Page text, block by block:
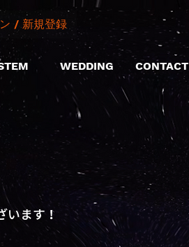
/ 新規登録
WEDDING CONTACT
います！